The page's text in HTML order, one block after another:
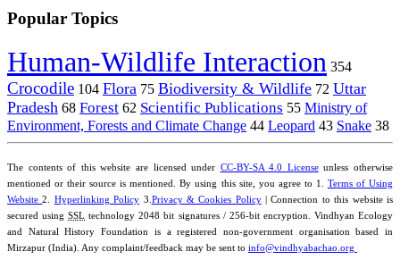
Popular Topics
Human-Wildlife Interaction 354
Crocodile 104 Flora 75 Biodiversity & Wildlife 72 Uttar
Pradesh 68 Forest 62 Scientific Publications 55 Ministry of
Environment, Forests and Climate Change 44 Leopard 43 Snake 38
The contents of this website are licensed under CC-BY-SA 4.0 Licenseunless otherwise
mentioned or their source is mentioned. By using this site, you agree to 1. Terms of Using
Website2. Hyperlinking Policy 3. Privacy & Cookies Policy| Connection to this website is
secured usingSSL technology 2048 bit signatures / 256-bit encryption. Vindhyan Ecology
and Natural History Foundation is a registered non-government organisation based in
Mirzapur (India). Any complaint/feedback may be sent to info@vindhyabachao.org